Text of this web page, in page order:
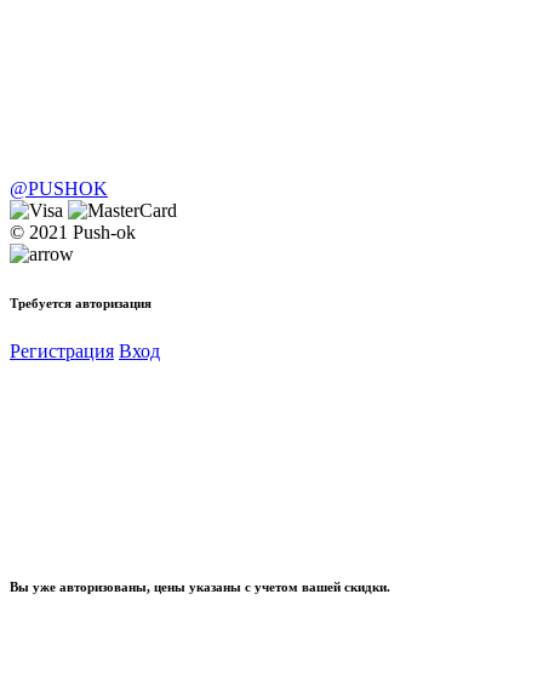
@PUSHOK
© 2021 Push-ok
Требуется авторизация
Регистрация Вход
Вы уже авторизованы, цены указаны с учетом вашей скидки.